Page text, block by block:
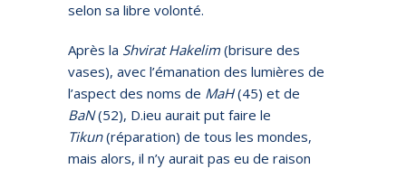
selon sa libre volonté.
Après la Shvirat Hakelim(brisure des
vases), avec l’émanation des lumières de
l’aspect des noms de MaH(45) et de
BaN(52), D.ieu aurait put faire le
Tikun(réparation) de tous les mondes,
mais alors, il n’y aurait pas eu de raison